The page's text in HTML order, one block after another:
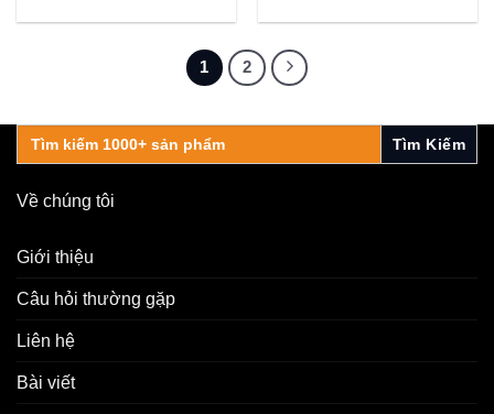
1 2
Search
for:
Về chúng tôi
Giới thiệu
Câu hỏi thường gặp
Liên hệ
Bài viết